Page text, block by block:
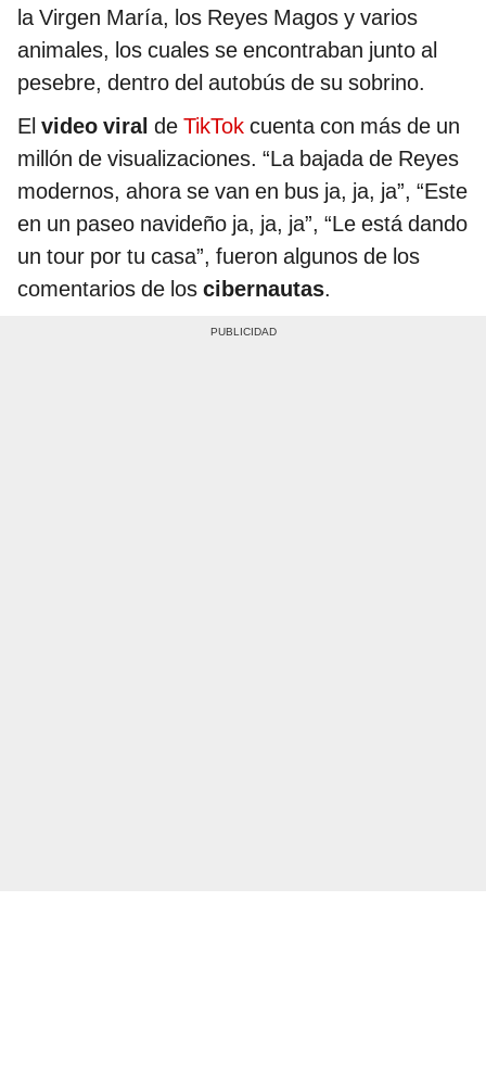
la Virgen María, los Reyes Magos y varios
animales, los cuales se encontraban junto al
pesebre, dentro del autobús de su sobrino.
El video viral de TikTok cuenta con más de un
millón de visualizaciones. “La bajada de Reyes
modernos, ahora se van en bus ja, ja, ja”, “Este
en un paseo navideño ja, ja, ja”, “Le está dando
un tour por tu casa”, fueron algunos de los
comentarios de los cibernautas.